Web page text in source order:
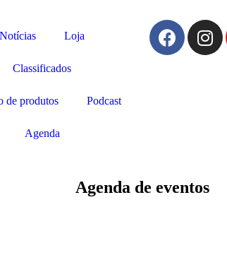
Notícias Loja
Classificados
de produtos Podcast
Agenda
Agenda de eventos